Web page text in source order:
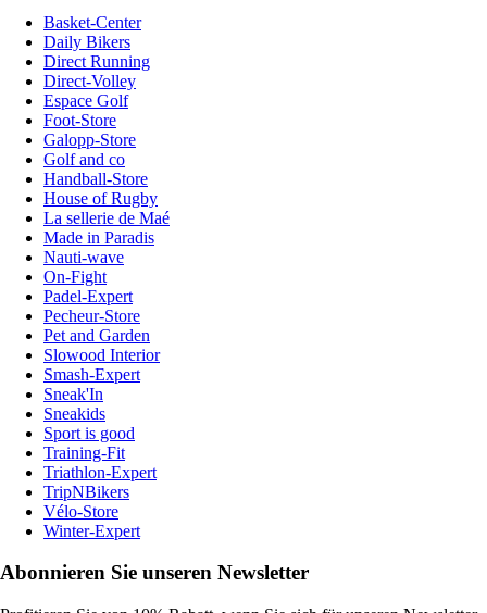
Basket-Center
Daily Bikers
Direct Running
Direct-Volley
Espace Golf
Foot-Store
Galopp-Store
Golf and co
Handball-Store
House of Rugby
La sellerie de Maé
Made in Paradis
Nauti-wave
On-Fight
Padel-Expert
Pecheur-Store
Pet and Garden
Slowood Interior
Smash-Expert
Sneak'In
Sneakids
Sport is good
Training-Fit
Triathlon-Expert
TripNBikers
Vélo-Store
Winter-Expert
Abonnieren Sie unseren Newsletter